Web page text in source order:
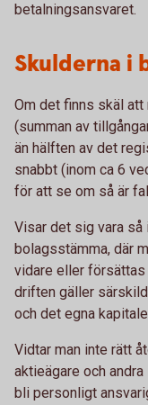
betalningsansvaret.
Skulderna i
Om det finns skäl
(summan av
än hälften av det
snabbt (inom ca 6
för att se om så är
Visar det sig vara
bolagsstämma, där
vidare eller
driften gäller
och det egna
Vidtar man inte rätt
aktieägare och
bli personligt